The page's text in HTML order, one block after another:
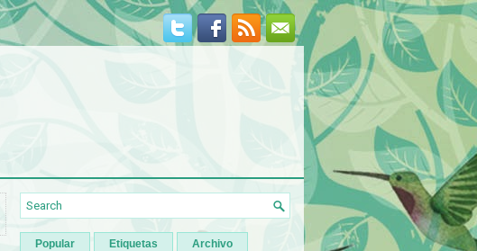
Popular Etiquetas Archivo